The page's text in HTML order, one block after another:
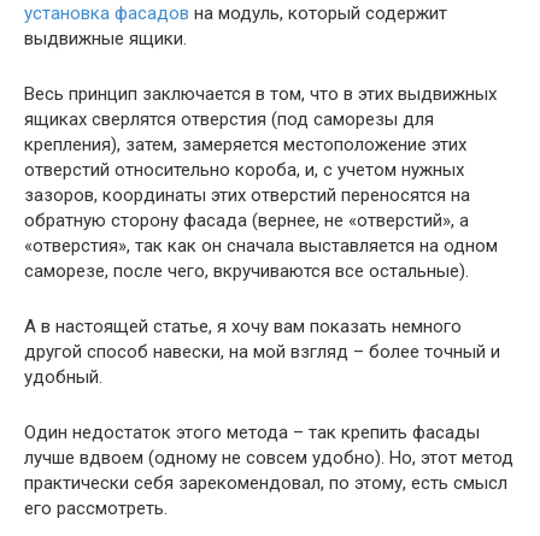
установка фасадов на модуль, который содержит
выдвижные ящики.
Весь принцип заключается в том, что в этих выдвижных
ящиках сверлятся отверстия (под саморезы для
крепления), затем, замеряется местоположение этих
отверстий относительно короба, и, с учетом нужных
зазоров, координаты этих отверстий переносятся на
обратную сторону фасада (вернее, не «отверстий», а
«отверстия», так как он сначала выставляется на одном
саморезе, после чего, вкручиваются все остальные).
А в настоящей статье, я хочу вам показать немного
другой способ навески, на мой взгляд – более точный и
удобный.
Один недостаток этого метода – так крепить фасады
лучше вдвоем (одному не совсем удобно). Но, этот метод
практически себя зарекомендовал, по этому, есть смысл
его рассмотреть.